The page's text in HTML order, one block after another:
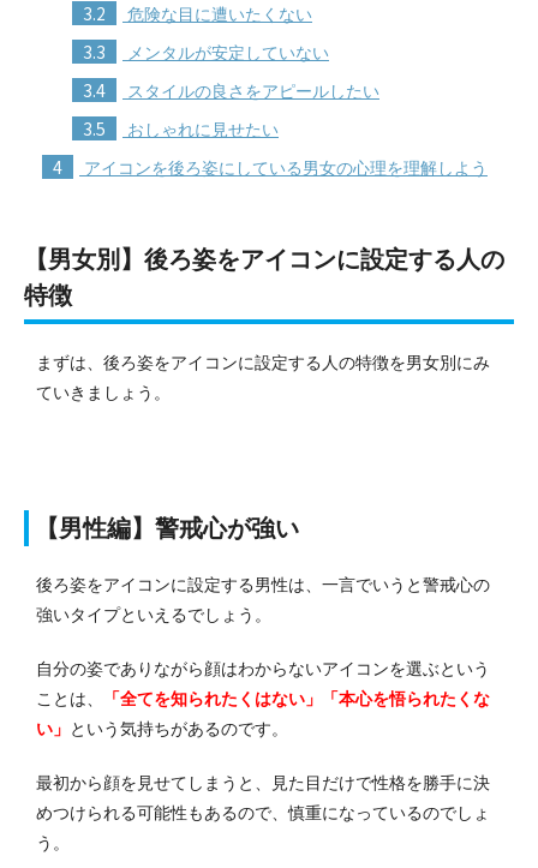
3.2 危険な目に遭いたくない
3.3 メンタルが安定していない
3.4 スタイルの良さをアピールしたい
3.5 おしゃれに見せたい
4 アイコンを後ろ姿にしている男女の心理を理解しよう
【男女別】後ろ姿をアイコンに設定する人の
特徴
まずは、後ろ姿をアイコンに設定する人の特徴を男女別にみ
ていきましょう。
【男性編】警戒心が強い
後ろ姿をアイコンに設定する男性は、一言でいうと警戒心の
強いタイプといえるでしょう。
自分の姿でありながら顔はわからないアイコンを選ぶという
ことは、
「全てを知られたくはない」「本心を悟られたくな
い」 という気持ちがあるのです。
最初から顔を見せてしまうと、見た目だけで性格を勝手に決
めつけられる可能性もあるので、慎重になっているのでしょ
う。